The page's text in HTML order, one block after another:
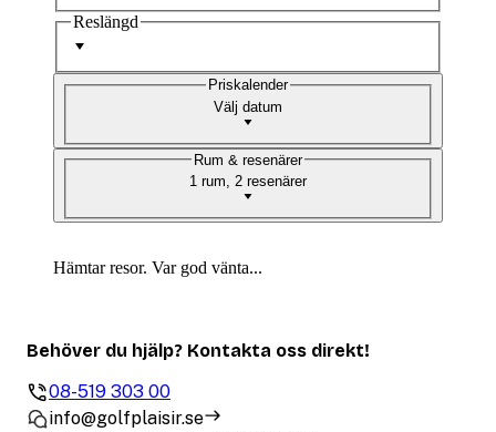
Reslängd
Välj datum
Priskalender
1 rum, 2 resenärer
Rum & resenärer
Hämtar resor. Var god vänta...
Behöver du hjälp? Kontakta oss direkt!
08-519 303 00
info@golfplaisir.se